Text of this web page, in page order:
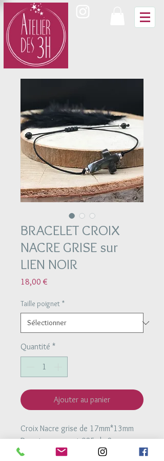
BRACELET CROIX
NACRE GRISE sur
LIEN NOIR
18,00 €
Taille poignet *
Quantité *
Ajouter au panier
Croix Nacre grise de 17mm*13mm
Donuts en argent 925 de 2mm
Perles en agate noir de 4mm